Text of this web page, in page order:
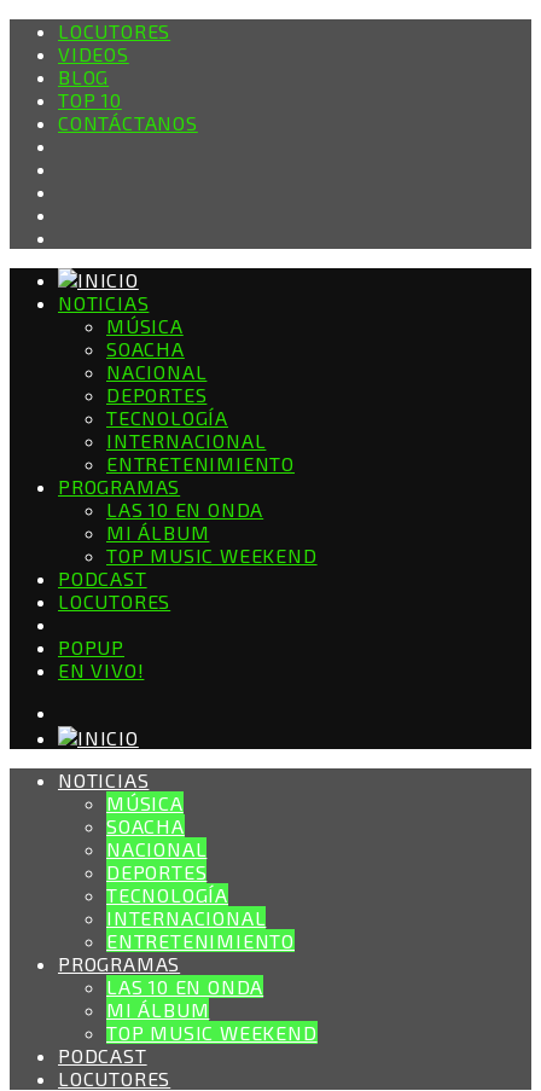
LOCUTORES
VIDEOS
BLOG
TOP 10
CONTÁCTANOS
NOTICIAS
MÚSICA
SOACHA
NACIONAL
DEPORTES
TECNOLOGÍA
INTERNACIONAL
ENTRETENIMIENTO
PROGRAMAS
LAS 10 EN ONDA
MI ÁLBUM
TOP MUSIC WEEKEND
PODCAST
LOCUTORES
POPUP
EN VIVO!
NOTICIAS
MÚSICA
SOACHA
NACIONAL
DEPORTES
TECNOLOGÍA
INTERNACIONAL
ENTRETENIMIENTO
PROGRAMAS
LAS 10 EN ONDA
MI ÁLBUM
TOP MUSIC WEEKEND
PODCAST
LOCUTORES